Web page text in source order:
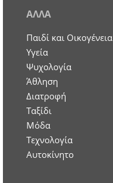
ΑΛΛΑ
Παιδί και Οικογένεια
Υγεία
Ψυχολογία
Άθληση
Διατροφή
Ταξίδι
Μόδα
Τεχνολογία
Αυτοκίνητο